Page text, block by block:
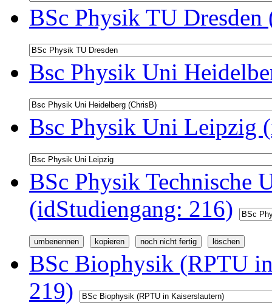
BSc Physik TU
Bsc Physik Uni
Bsc Physik Uni Leipzig
BSc Physik Technische
(idStudiengang: 216)
BSc Biophysik (RPTU
219)